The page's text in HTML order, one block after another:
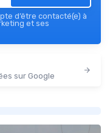
d’être contacté(e) à
et ses
sur Google